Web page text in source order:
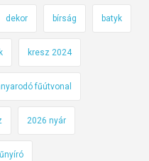
dekor bírság batyk
kresz 2024
fűútvonal
2026 nyár